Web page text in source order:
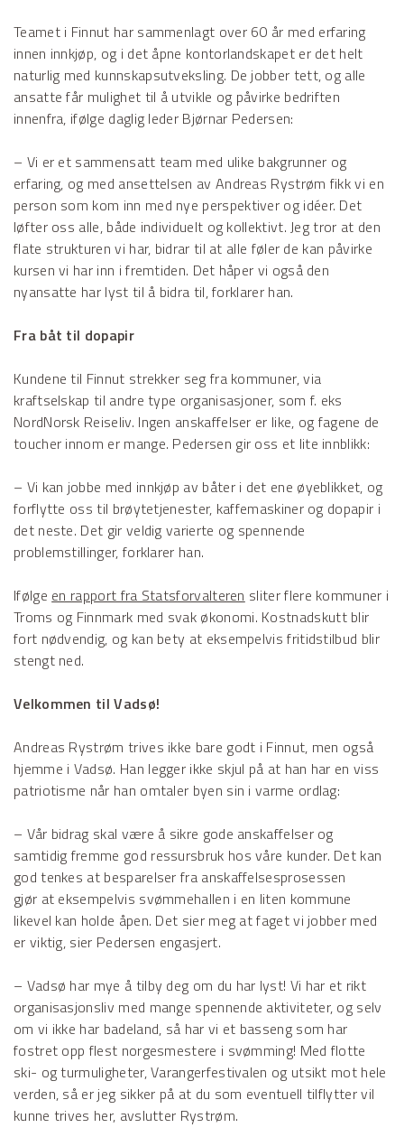
Teamet i Finnut har sammenlagt over 60 år med erfaring
innen innkjøp, og i det åpne kontorlandskapet er det helt
naturlig med kunnskapsutveksling. De jobber tett, og alle
ansatte får mulighet til å utvikle og påvirke bedriften
innenfra, ifølge daglig leder Bjørnar Pedersen:
– Vi er et sammensatt team med ulike bakgrunner og
erfaring, og med ansettelsen av Andreas Rystrøm fikk vi en
person som kom inn med nye perspektiver og idéer. Det
løfter oss alle, både individuelt og kollektivt. Jeg tror at den
flate strukturen vi har, bidrar til at alle føler de kan påvirke
kursen vi har inn i fremtiden. Det håper vi også den
nyansatte har lyst til å bidra til, forklarer han.
Fra båt til dopapir
Kundene til Finnut strekker seg fra kommuner, via
kraftselskap til andre type organisasjoner, som f. eks
NordNorsk Reiseliv. Ingen anskaffelser er like, og fagene de
toucher innom er mange. Pedersen gir oss et lite innblikk:
– Vi kan jobbe med innkjøp av båter i det ene øyeblikket, og
forflytte oss til brøytetjenester, kaffemaskiner og dopapir i
det neste. Det gir veldig varierte og spennende
problemstillinger, forklarer han.
Ifølge en rapport fra Statsforvalteren sliter flere kommuner i
Troms og Finnmark med svak økonomi. Kostnadskutt blir
fort nødvendig, og kan bety at eksempelvis fritidstilbud blir
stengt ned.
Velkommen til Vadsø!
Andreas Rystrøm trives ikke bare godt i Finnut, men også
hjemme i Vadsø. Han legger ikke skjul på at han har en viss
patriotisme når han omtaler byen sin i varme ordlag:
– Vår bidrag skal være å sikre gode anskaffelser og
samtidig fremme god ressursbruk hos våre kunder. Det kan
god tenkes at besparelser fra anskaffelsesprosessen
gjør at eksempelvis svømmehallen i en liten kommune
likevel kan holde åpen. Det sier meg at faget vi jobber med
er viktig, sier Pedersen engasjert.
– Vadsø har mye å tilby deg om du har lyst! Vi har et rikt
organisasjonsliv med mange spennende aktiviteter, og selv
om vi ikke har badeland, så har vi et basseng som har
fostret opp flest norgesmestere i svømming! Med flotte
ski- og turmuligheter, Varangerfestivalen og utsikt mot hele
verden, så er jeg sikker på at du som eventuell tilflytter vil
kunne trives her, avslutter Rystrøm.